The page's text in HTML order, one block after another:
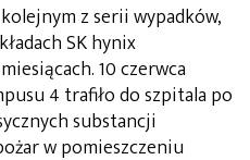
z serii wypadków,
SK hynix
10 czerwca
4 trafiło do szpitala po
substancji
w pomieszczeniu